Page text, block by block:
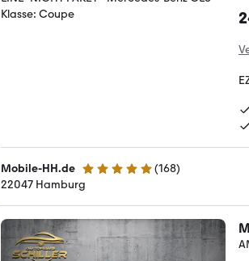
Mobile-HH.de 4.8 Sterne (168)
22047 Hamburg